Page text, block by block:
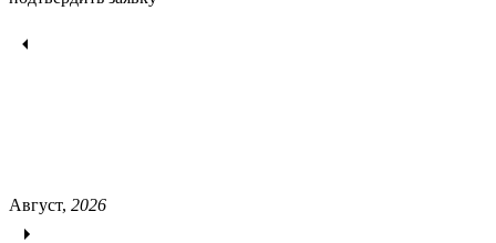
Август, 2026